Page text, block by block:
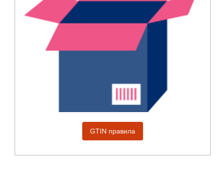
GTIN правила